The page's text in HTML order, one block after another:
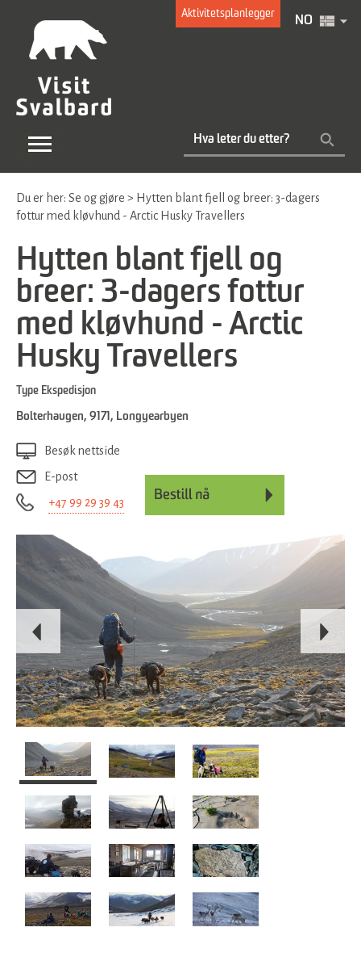
Aktivitetsplanlegger
NO
Du er her: Se og gjøre > Hytten blant fjell og breer: 3-dagers
fottur med kløvhund - Arctic Husky Travellers
Hytten blant fjell og
breer: 3-dagers fottur
med kløvhund - Arctic
Husky Travellers
Type Ekspedisjon
Bolterhaugen, 9171 , Longyearbyen
Besøk nettside
E-post
+47 99 29 39 43